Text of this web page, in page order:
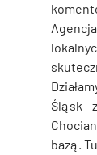
Śląsk -
bazą.